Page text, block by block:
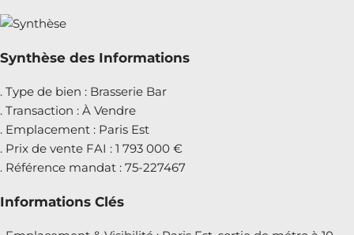
Synthèse des Informations
. Type de bien : Brasserie Bar
. Transaction : À Vendre
. Emplacement : Paris Est
. Prix de vente FAI : 1 793 000 €
. Référence mandat : 75-227467
Informations Clés